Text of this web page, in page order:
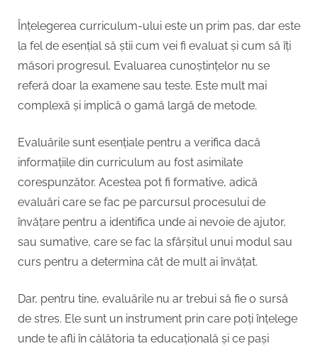
Înțelegerea curriculum-ului este un prim pas, dar este
la fel de esențial să știi cum vei fi evaluat și cum să îți
măsori progresul. Evaluarea cunoștințelor nu se
referă doar la examene sau teste. Este mult mai
complexă și implică o gamă largă de metode.
Evaluările sunt esențiale pentru a verifica dacă
informațiile din curriculum au fost asimilate
corespunzător. Acestea pot fi formative, adică
evaluări care se fac pe parcursul procesului de
învățare pentru a identifica unde ai nevoie de ajutor,
sau sumative, care se fac la sfârșitul unui modul sau
curs pentru a determina cât de mult ai învățat.
Dar, pentru tine, evaluările nu ar trebui să fie o sursă
de stres. Ele sunt un instrument prin care poți înțelege
unde te afli în călătoria ta educațională și ce pași